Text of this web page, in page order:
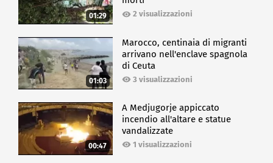
01:29 2 visualizzazioni
01:03
Marocco, centinaia di migranti
arrivano nell'enclave spagnola
di Ceuta
3 visualizzazioni
00:47
A Medjugorje appiccato
incendio all'altare e statue
vandalizzate
1 visualizzazioni